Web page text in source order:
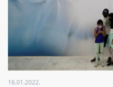
16.01.2022.